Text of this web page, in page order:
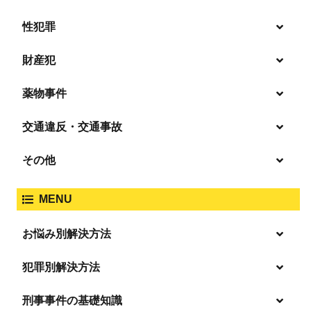
逮捕・監禁
性犯罪
盗撮・のぞき
強姦・準強姦
淫行・援助交際
財産犯
詐欺
恐喝
薬物事件
危険ドラッグ
交通違反・交通事故
ひき逃げ・当て逃げ
その他
放火・失火
MENU
お悩み別解決方法
逮捕の不安や悩み
犯罪別解決方法
事件別－暴力事件
刑事事件の基礎知識